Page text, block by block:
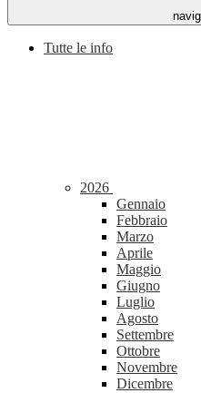
Tutte le info
2026
Gennaio
Febbraio
Marzo
Aprile
Maggio
Giugno
Luglio
Agosto
Settembre
Ottobre
Novembre
Dicembre